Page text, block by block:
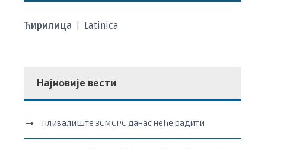
Ћирилица Latinica
Најновије вести
Пливалиште ЗСМСРС данас неће радити